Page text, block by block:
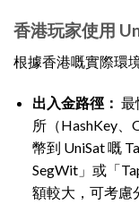
香港玩家使用
根據香港嘅實際環
出入金路徑： 最
所（HashKey、
幣到 UniSat 嘅
SegWit」或「
額較大，可考慮